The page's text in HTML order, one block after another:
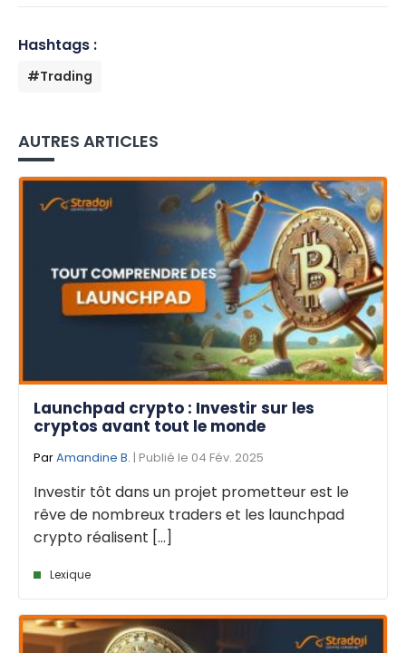
Hashtags :
#Trading
AUTRES ARTICLES
Launchpad crypto : Investir sur les
cryptos avant tout le monde
ParAmandine B. | Publié le 04 Fév. 2025
Investir tôt dans un projet prometteur est le
rêve de nombreux traders et les launchpad
crypto réalisent [...]
Lexique